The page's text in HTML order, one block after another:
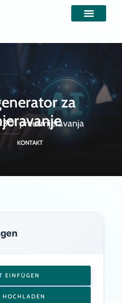
za
preusmjeravanja
KONTAKT
EINFÜGEN
HOCHLADEN